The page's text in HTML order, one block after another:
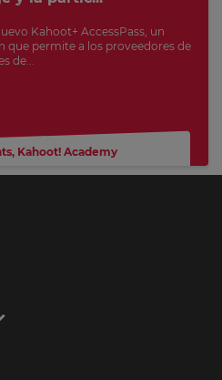
Kahoot+ AccessPass, un
que permite a los proveedores de
de...
, Kahoot! Academy